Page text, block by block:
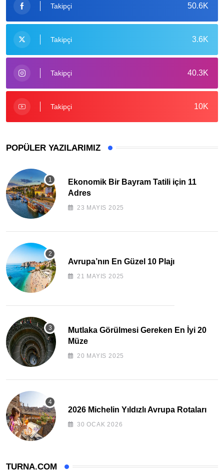
50.6K
Takipçi
3.6K
Takipçi
40.3K
Takipçi
10K
Takipçi
POPÜLER YAZILARIMIZ
Ekonomik Bir Bayram Tatili için 11
Adres
23 MAYIS 2025
Avrupa’nın En Güzel 10 Plajı
21 MAYIS 2025
Mutlaka Görülmesi Gereken En İyi 20
Müze
20 MAYIS 2025
2026 Michelin Yıldızlı Avrupa Rotaları
30 OCAK 2026
TURNA.COM